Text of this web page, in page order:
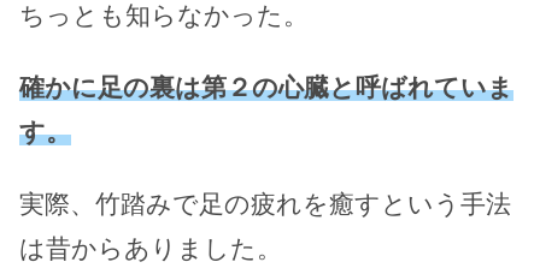
ちっとも知らなかった。
確かに足の裏は第２の心臓と呼ばれていま
す。
実際、竹踏みで足の疲れを癒すという手法
は昔からありました。